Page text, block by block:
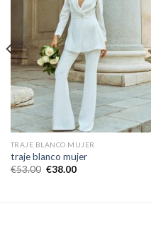
TRAJE BLANCO MUJER
traje blanco mujer
€53.00 €38.00